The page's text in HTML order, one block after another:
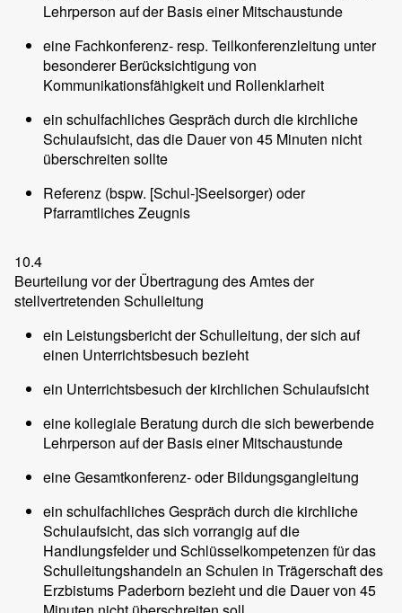
Lehrperson auf der Basis einer Mitschaustunde
eine Fachkonferenz- resp. Teilkonferenzleitung unter
besonderer Berücksichtigung von
Kommunikationsfähigkeit und Rollenklarheit
ein schulfachliches Gespräch durch die kirchliche
Schulaufsicht, das die Dauer von 45 Minuten nicht
überschreiten sollte
Referenz (bspw. [Schul-]Seelsorger) oder
Pfarramtliches Zeugnis
10.4
Beurteilung vor der Übertragung des Amtes der
stellvertretenden Schulleitung
ein Leistungsbericht der Schulleitung, der sich auf
einen Unterrichtsbesuch bezieht
ein Unterrichtsbesuch der kirchlichen Schulaufsicht
eine kollegiale Beratung durch die sich bewerbende
Lehrperson auf der Basis einer Mitschaustunde
eine Gesamtkonferenz- oder Bildungsgangleitung
ein schulfachliches Gespräch durch die kirchliche
Schulaufsicht, das sich vorrangig auf die
Handlungsfelder und Schlüsselkompetenzen für das
Schulleitungshandeln an Schulen in Trägerschaft des
Erzbistums Paderborn bezieht und die Dauer von 45